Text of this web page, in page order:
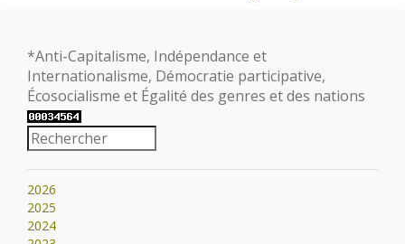
*Anti-Capitalisme, Indépendance et
Internationalisme, Démocratie participative,
Écosocialisme et Égalité des genres et des nations
2026
2025
2024